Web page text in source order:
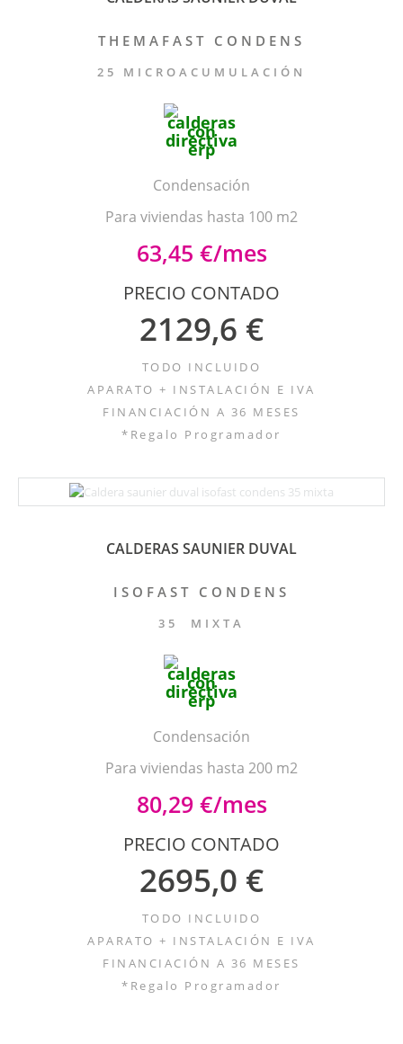
THEMAFAST CONDENS
25 MICROACUMULACIÓN
Condensación
Para viviendas hasta 100 m2
63,45 €/mes
PRECIO CONTADO
2129,6 €
TODO INCLUIDO
APARATO + INSTALACIÓN E IVA
FINANCIACIÓN A 36 MESES
*Regalo Programador
CALDERAS SAUNIER DUVAL
ISOFAST CONDENS
35 MIXTA
Condensación
Para viviendas hasta 200 m2
80,29 €/mes
PRECIO CONTADO
2695,0 €
TODO INCLUIDO
APARATO + INSTALACIÓN E IVA
FINANCIACIÓN A 36 MESES
*Regalo Programador